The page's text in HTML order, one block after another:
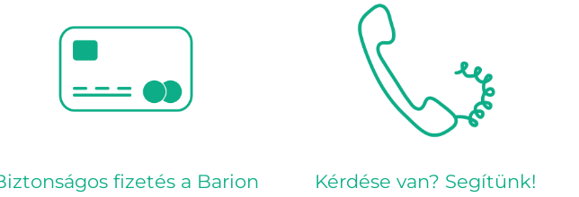
fizetés a Barion
Kérdése van? Segítünk!